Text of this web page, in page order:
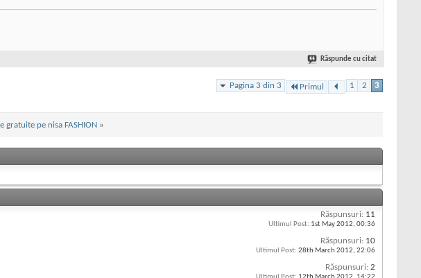
Răspunde cu citat
Pagina 3 din 3 Primul 1 2 3
gratuite pe nisa FASHION »
Răspunsuri: 11
Ultimul Post: 1st May 2012, 00:36
Răspunsuri: 10
Ultimul Post: 28th March 2012, 22:06
Răspunsuri: 2